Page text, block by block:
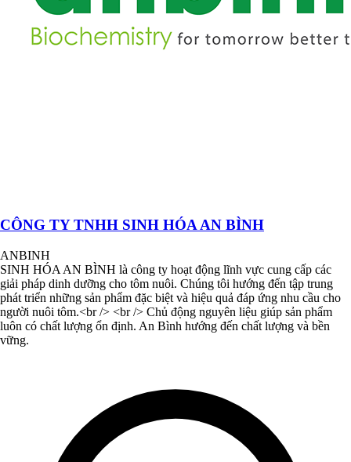
CÔNG TY TNHH SINH HÓA AN BÌNH
ANBINH
SINH HÓA AN BÌNH là công ty hoạt động lĩnh vực cung cấp các
giải pháp dinh dưỡng cho tôm nuôi. Chúng tôi hướng đến tập trung
phát triển những sản phẩm đặc biệt và hiệu quả đáp ứng nhu cầu cho
người nuôi tôm.<br /> <br /> Chủ động nguyên liệu giúp sản phẩm
luôn có chất lượng ổn định. An Bình hướng đến chất lượng và bền
vững.